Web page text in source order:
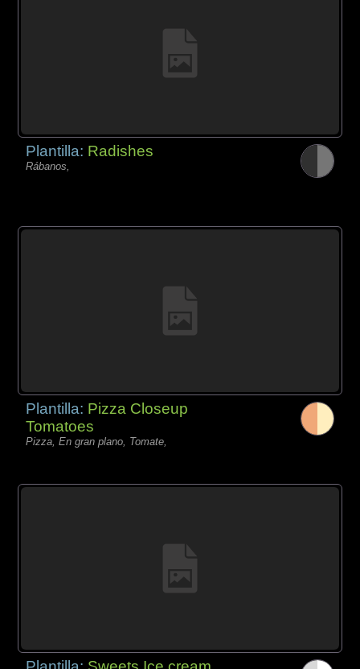
Plantilla: Radishes
Rábanos,
Plantilla: Pizza Closeup
Tomatoes
Pizza, En gran plano, Tomate,